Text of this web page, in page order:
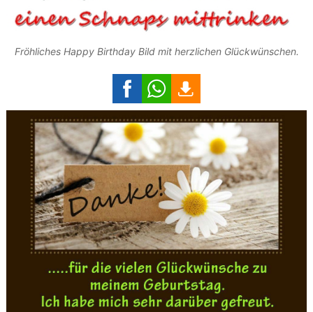
Fröhliches Happy Birthday Bild mit herzlichen Glückwünschen.